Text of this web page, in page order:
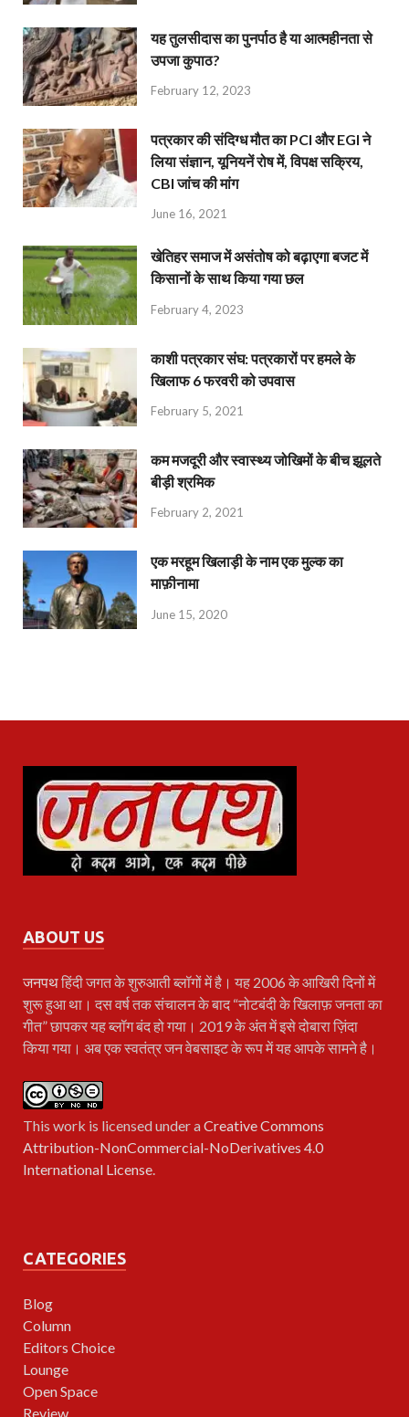
यह तुलसीदास का पुनर्पाठ है या आत्महीनता से
उपजा कुपाठ?
February 12, 2023
पत्रकार की संदिग्ध मौत का PCI और EGI ने
लिया संज्ञान, यूनियनें रोष में, विपक्ष सक्रिय,
CBI जांच की मांग
June 16, 2021
खेतिहर समाज में असंतोष को बढ़ाएगा बजट में
किसानों के साथ किया गया छल
February 4, 2023
काशी पत्रकार संघ: पत्रकारों पर हमले के
खिलाफ 6 फरवरी को उपवास
February 5, 2021
कम मजदूरी और स्वास्थ्य जोखिमों के बीच झूलते
बीड़ी श्रमिक
February 2, 2021
एक मरहूम खिलाड़ी के नाम एक मुल्क का
माफ़ीनामा
June 15, 2020
ABOUT US
जनपथहिंदी जगत के शुरुआती ब्लॉगों में है। यह 2006 के आखिरी दिनों में
शुरू हुआ था। दस वर्ष तक संचालन के बाद “नोटबंदी के खिलाफ़ जनता का
गीत” छापकर यह ब्लॉग बंद हो गया। 2019 के अंत में इसे दोबारा ज़िंदा
किया गया। अब एक स्वतंत्र जन वेबसाइट के रूप में यह आपके सामने है।
This work is licensed under aCreative Commons
Attribution-NonCommercial-NoDerivatives 4.0
International License.
CATEGORIES
Blog
Column
Editors Choice
Lounge
Open Space
Review